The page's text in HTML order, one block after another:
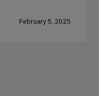
February 5, 2025